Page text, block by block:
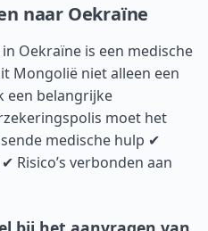
naar Oekraïne
Oekraïne is een medische
Mongolië niet alleen een
een belangrijke
moet het
medische hulp ✔
Risico’s verbonden aan